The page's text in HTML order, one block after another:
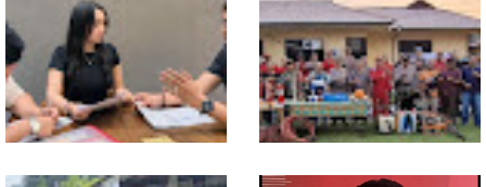
13 Jam Berjuang, Polsek
Toba dan Warga Berhasil
Jinakkan Karhutla 7 Hektare
di Desa Bagan Asam
Mobil Box Terjun ke Jurang
Depan KC, Diduga Rem
Blong